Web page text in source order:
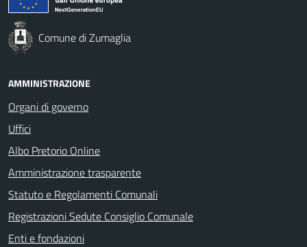
Comune di Zumaglia
AMMINISTRAZIONE
Organi di governo
Uffici
Albo Pretorio Online
Amministrazione trasparente
Statuto e Regolamenti Comunali
Registrazioni Sedute Consiglio Comunale
Enti e fondazioni